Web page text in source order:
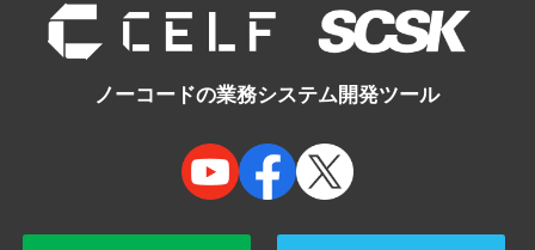
ノーコードの業務システム開発ツール